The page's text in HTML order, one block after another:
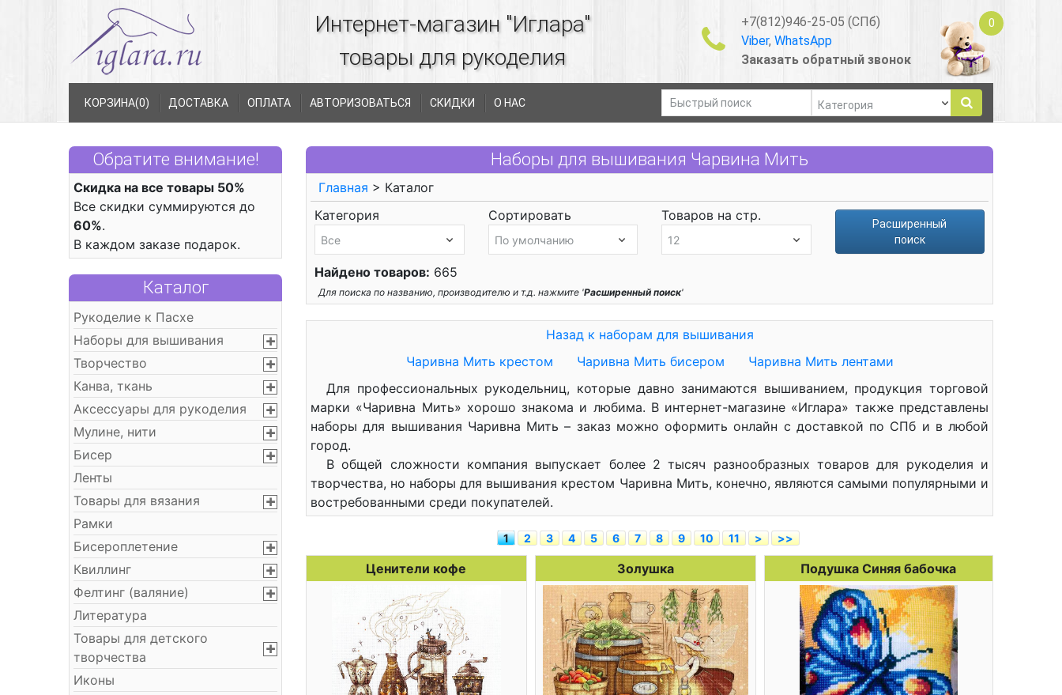
Интернет-магазин "Иглара"
товары для рукоделия
+7(812)946-25-05 (СПб)
Viber, WhatsApp
Заказать обратный звонок
0
КОРЗИНА(0) ДОСТАВКА ОПЛАТА АВТОРИЗОВАТЬСЯ СКИДКИ О НАС
Обратите внимание!
Скидка на все товары 50%
Все скидки суммируются до
60%.
В каждом заказе подарок.
Каталог
Рукоделие к Пасхе
Наборы для вышивания
Творчество
Канва, ткань
Аксессуары для рукоделия
Мулине, нити
Бисер
Ленты
Товары для вязания
Рамки
Бисероплетение
Квиллинг
Фелтинг (валяние)
Литература
Товары для детского
творчества
Иконы
Наборы для вышивания Чарвина Мить
Главная > Каталог
Категория
Сортировать Товаров на стр.
Расширенный
поиск
Найдено товаров: 665
Для поиска по названию, производителю и т.д. нажмите 'Расширенный поиск'
Назад к наборам для вышивания
Чаривна Мить крестом
Чаривна Мить бисером
Чаривна Мить лентами
Для профессиональных рукодельниц, которые давно занимаются вышиванием, продукция торговой
марки «Чаривна Мить» хорошо знакома и любима. В интернет-магазине «Иглара» также представлены
наборы для вышивания Чаривна Мить – заказ можно оформить онлайн с доставкой по СПб и в любой
город.
В общей сложности компания выпускает более 2 тысяч разнообразных товаров для рукоделия и
творчества, но наборы для вышивания крестом Чаривна Мить, конечно, являются самыми популярными и
востребованными среди покупателей.
1 2 3 4 5 6 7 8 9 10 11 > >>
Ценители кофе Золушка Подушка Синяя бабочка